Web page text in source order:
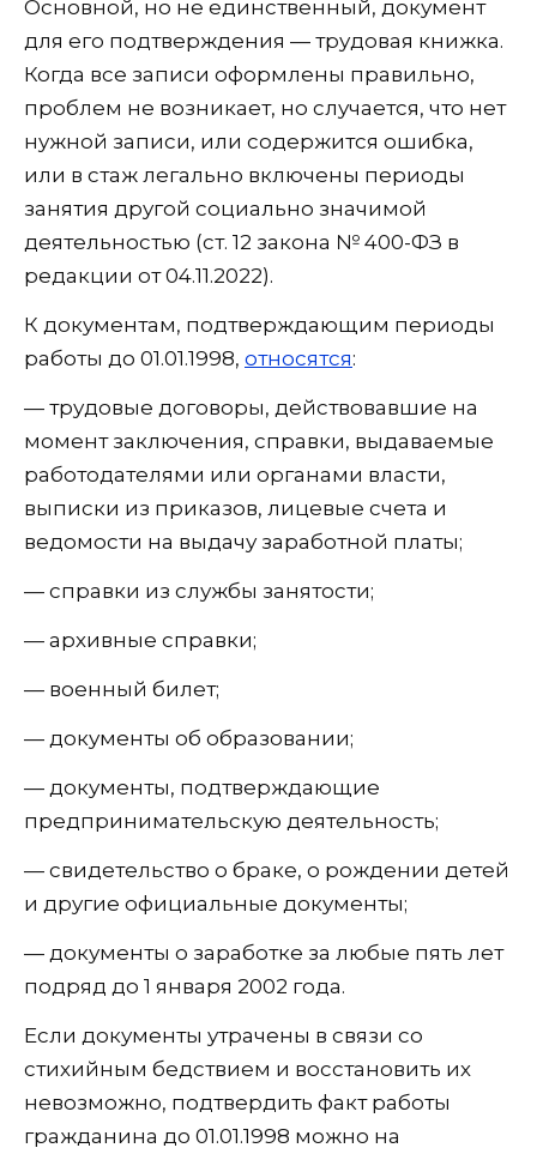
Основной, но не единственный, документ
для его подтверждения — трудовая книжка.
Когда все записи оформлены правильно,
проблем не возникает, но случается, что нет
нужной записи, или содержится ошибка,
или в стаж легально включены периоды
занятия другой социально значимой
деятельностью (ст. 12 закона № 400-ФЗ в
редакции от 04.11.2022).
К документам, подтверждающим периоды
работы до 01.01.1998, относятся:
— трудовые договоры, действовавшие на
момент заключения, справки, выдаваемые
работодателями или органами власти,
выписки из приказов, лицевые счета и
ведомости на выдачу заработной платы;
— справки из службы занятости;
— архивные справки;
— военный билет;
— документы об образовании;
— документы, подтверждающие
предпринимательскую деятельность;
— свидетельство о браке, о рождении детей
и другие официальные документы;
— документы о заработке за любые пять лет
подряд до 1 января 2002 года.
Если документы утрачены в связи со
стихийным бедствием и восстановить их
невозможно, подтвердить факт работы
гражданина до 01.01.1998 можно на